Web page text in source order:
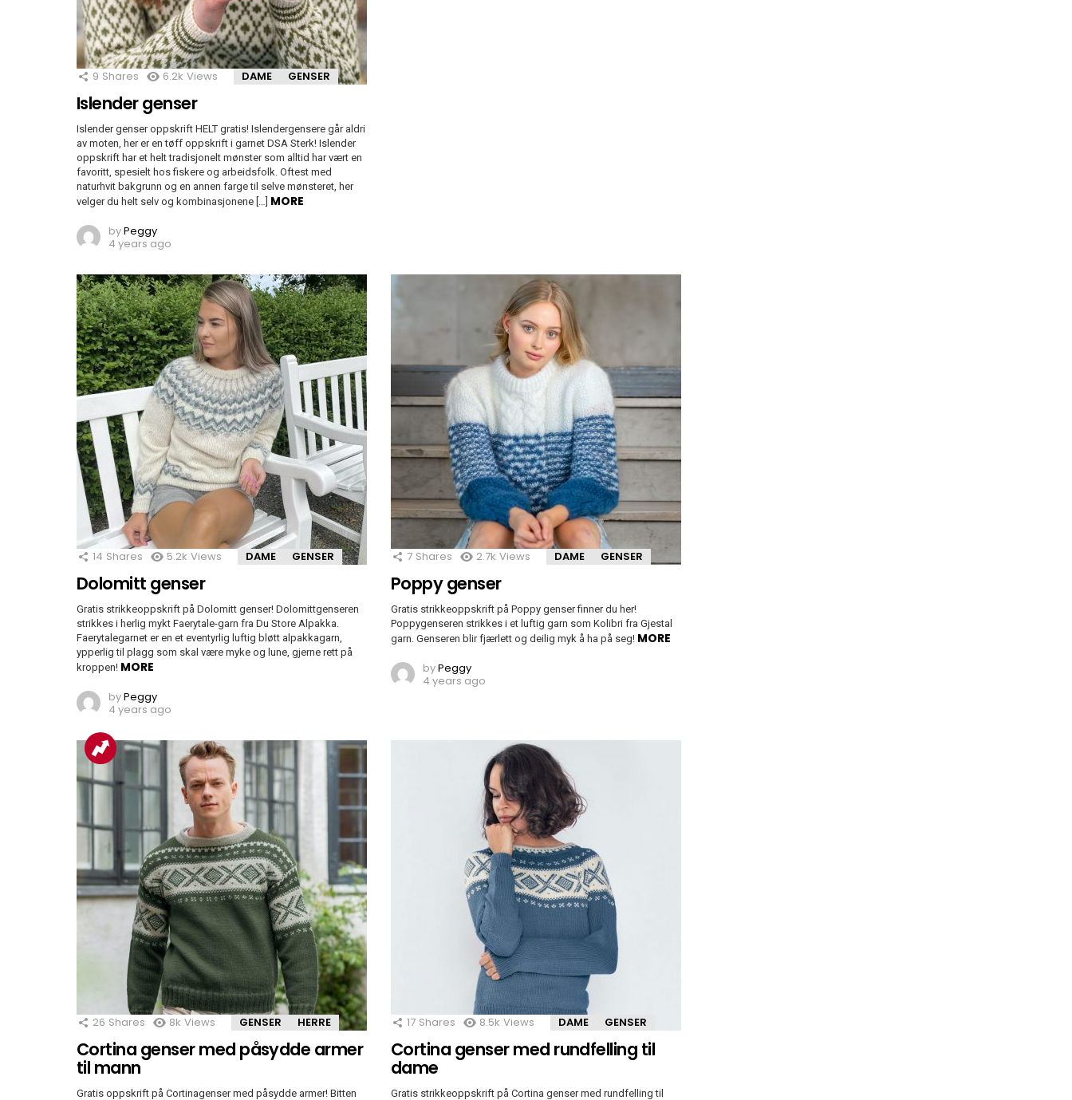
9 Shares 6.2k Views DAME GENSER
Islender genser
Islender genser oppskrift HELT gratis! Islendergensere går aldri
av moten, her er en tøff oppskrift i garnet DSA Sterk! Islender
oppskrift har et helt tradisjonelt mønster som alltid har vært en
favoritt, spesielt hos fiskere og arbeidsfolk. Oftest med
naturhvit bakgrunn og en annen farge til selve mønsteret, her
velger du helt selv og kombinasjonene […] MORE
byPeggy
4 years ago
14 Shares 5.2k Views DAME GENSER
Dolomitt genser
Gratis strikkeoppskrift på Dolomitt genser! Dolomittgenseren
strikkes i herlig mykt Faerytale-garn fra Du Store Alpakka.
Faerytalegarnet er en et eventyrlig luftig bløtt alpakkagarn,
ypperlig til plagg som skal være myke og lune, gjerne rett på
kroppen! MORE
byPeggy
4 years ago
7 Shares 2.7k Views DAME GENSER
Poppy genser
Gratis strikkeoppskrift på Poppy genser finner du her!
Poppygenseren strikkes i et luftig garn som Kolibri fra Gjestal
garn. Genseren blir fjærlett og deilig myk å ha på seg! MORE
byPeggy
4 years ago
26 Shares 8k Views GENSER HERRE
Cortina genser med påsydde armer
til mann
Gratis oppskrift på Cortinagenser med påsydde armer! Bitten
17 Shares 8.5k Views DAME GENSER
Cortina genser med rundfelling til
dame
Gratis strikkeoppskrift på Cortina genser med rundfelling til